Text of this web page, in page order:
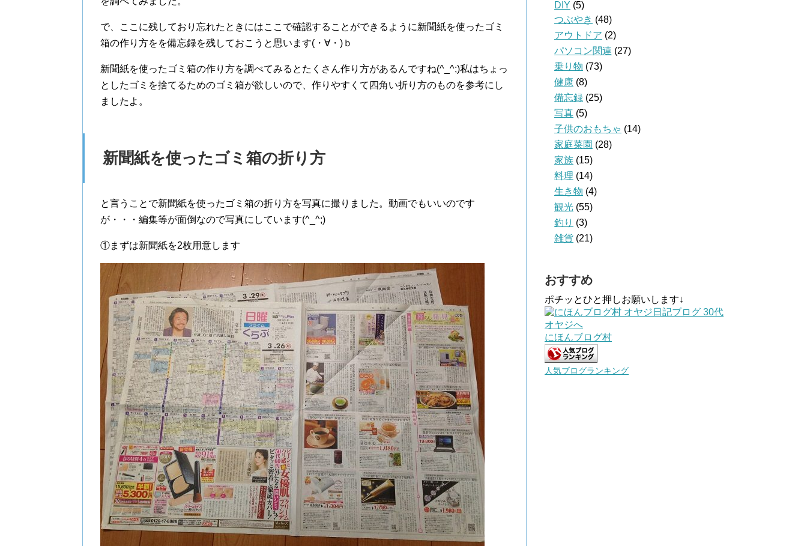
で、ここに残しており忘れたときにはここで確認することができるように新聞紙を使ったゴミ
箱の作り方をを備忘録を残しておこうと思います(・∀・)ｂ
新聞紙を使ったゴミ箱の作り方を調べてみるとたくさん作り方があるんですね(^_^;)私はちょっ
としたゴミを捨てるためのゴミ箱が欲しいので、作りやすくて四角い折り方のものを参考にし
ましたよ。
新聞紙を使ったゴミ箱の折り方
と言うことで新聞紙を使ったゴミ箱の折り方を写真に撮りました。動画でもいいのです
が・・・編集等が面倒なので写真にしています(^_^;)
①まずは新聞紙を2枚用意します
DIY (5)
つぶやき (48)
アウトドア (2)
パソコン関連 (27)
乗り物 (73)
健康 (8)
備忘録 (25)
写真 (5)
子供のおもちゃ (14)
家庭菜園 (28)
家族 (15)
料理 (14)
生き物 (4)
観光 (55)
釣り (3)
雑貨 (21)
おすすめ
ポチッとひと押しお願いします↓
にほんブログ村
人気ブログランキング